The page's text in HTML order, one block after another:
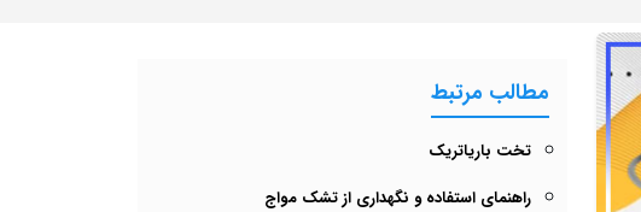
مطالب مرتبط
تخت باریاتریک
راهنمای استفاده و نگهداری از تشک مواج